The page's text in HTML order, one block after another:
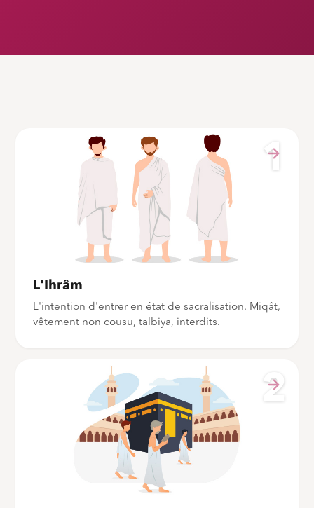
1
L'Ihrâm
L'intention d'entrer en état de sacralisation. Miqât,
vêtement non cousu, talbiya, interdits.
2